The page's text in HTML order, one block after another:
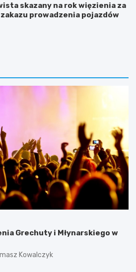
skazany na rok więzienia za
zakazu prowadzenia pojazdów
Grechuty i Młynarskiego w
Kowalczyk